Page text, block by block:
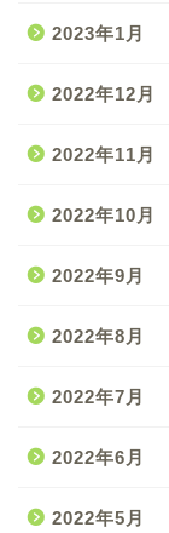
2023年1月
2022年12月
2022年11月
2022年10月
2022年9月
2022年8月
2022年7月
2022年6月
2022年5月